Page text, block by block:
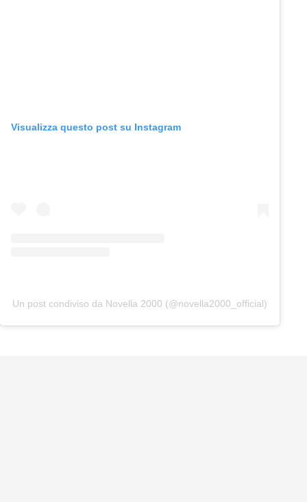
Visualizza questo post su Instagram
Un post condiviso da Novella 2000 (@novella2000_official)